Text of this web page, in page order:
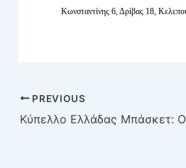
Κωνσταντίνης 6, Δρίβας 18,
PREVIOUS